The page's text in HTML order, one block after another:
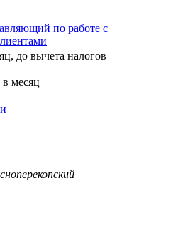
по работе с
до вычета налогов
месяц